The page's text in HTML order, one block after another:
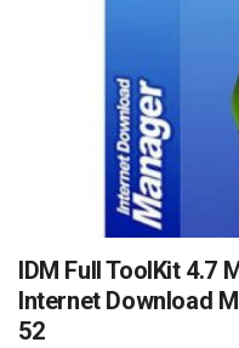
IDM Full ToolKit 4.7
Internet Download
52